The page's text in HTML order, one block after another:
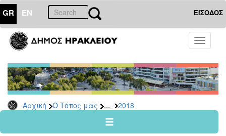
GR EN ΕΙΣΟΔΟΣ
Toggle
Αρχική Ο Τόπος μας ... 2018
ΤΟΠΟΣ
ΜΑΣ
Ανακοινώσεις
Αρχείο
2026
2024